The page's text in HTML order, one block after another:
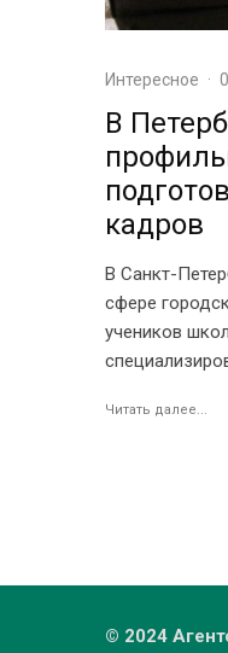
Интересное ·
В
кадров
В Санкт-
сфере
учеников
Читать далее...
© 2024